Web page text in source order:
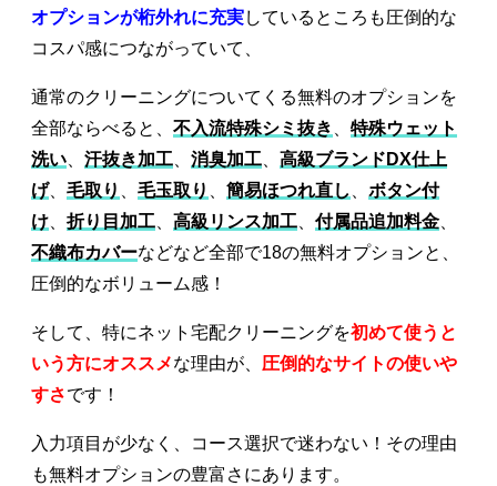
オプションが桁外れに充実しているところも圧倒的な
コスパ感につながっていて、
通常のクリーニングについてくる無料のオプションを
全部ならべると、 不入流特殊シミ抜き
特殊ウェット
洗い
汗抜き加工 消臭加工
高級ブランドDX仕上
げ、 毛取り 毛玉取り 簡易ほつれ直し
ボタン付
け
折り目加工 高級リンス加工 付属品追加料金
不織布カバーなどなど全部で18の無料オプションと、
圧倒的なボリューム感！
そして、特にネット宅配クリーニングを初めて使うと
いう方にオススメな理由が、 圧倒的なサイトの使いや
すさです！
入力項目が少なく、コース選択で迷わない！その理由
も無料オプションの豊富さにあります。